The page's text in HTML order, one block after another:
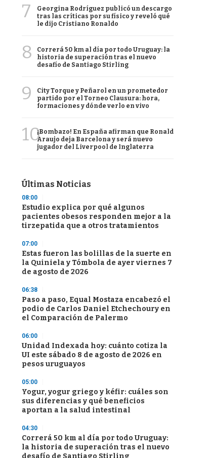
7
Georgina Rodríguez publicó un descargo
tras las críticas por su físico y reveló qué
le dijo Cristiano Ronaldo
8
Correrá 50 km al día por todo Uruguay: la
historia de superación tras el nuevo
desafío de Santiago Stirling
9
City Torque y Peñarol en un prometedor
partido por el Torneo Clausura: hora,
formaciones y dónde verlo en vivo
10¡Bombazo! En España afirman que Ronald
Araujo deja Barcelona y será nuevo
jugador del Liverpool de Inglaterra
Últimas Noticias
08:00
Estudio explica por qué algunos
pacientes obesos responden mejor a la
tirzepatida que a otros tratamientos
07:00
Estas fueron las bolillas de la suerte en
la Quiniela y Tómbola de ayer viernes 7
de agosto de 2026
06:38
Paso a paso, Equal Mostaza encabezó el
podio de Carlos Daniel Etchechoury en
el Comparación de Palermo
06:00
Unidad Indexada hoy: cuánto cotiza la
UI este sábado 8 de agosto de 2026 en
pesos uruguayos
05:00
Yogur, yogur griego y kéfir: cuáles son
sus diferencias y qué beneficios
aportan a la salud intestinal
04:30
Correrá 50 km al día por todo Uruguay:
la historia de superación tras el nuevo
desafío de Santiago Stirling